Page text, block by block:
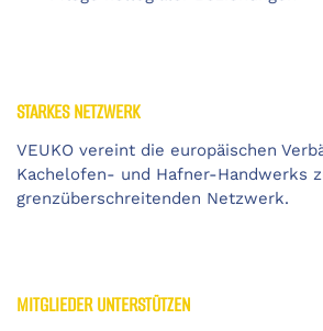
STARKES NETZWERK
VEUKO vereint die europäischen
Kachelofen- und Hafner-Handwerks
grenzüberschreitenden Netzwerk.
MITGLIEDER UNTERSTÜTZEN